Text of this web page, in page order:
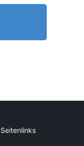
Seitenlinks